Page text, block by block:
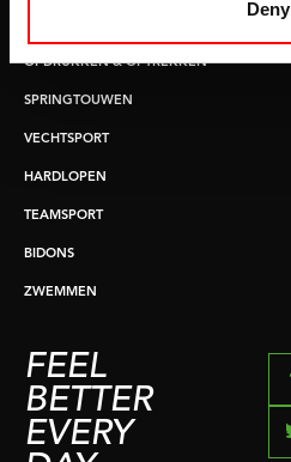
Deny
OPDRUKKEN & OPTREKKEN
SPRINGTOUWEN
VECHTSPORT
HARDLOPEN
TEAMSPORT
BIDONS
ZWEMMEN
FEEL
BETTER
EVERY